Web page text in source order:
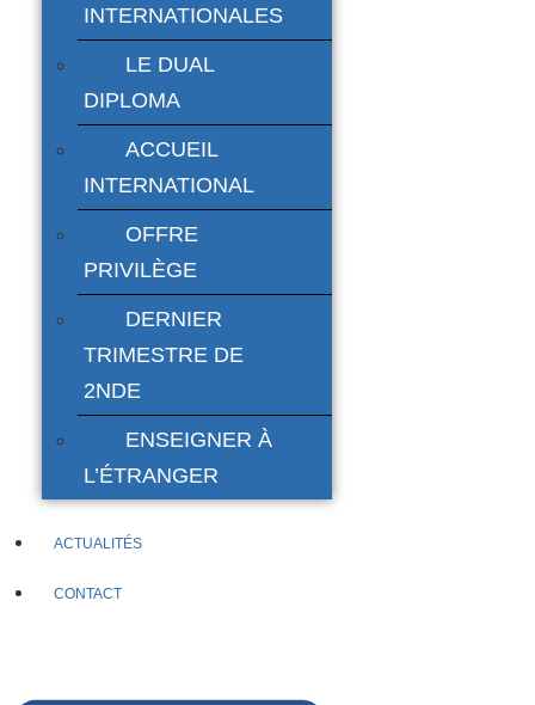
INTERNATIONALES
LE DUAL
DIPLOMA
ACCUEIL
INTERNATIONAL
OFFRE
PRIVILÈGE
DERNIER
TRIMESTRE DE
2NDE
ENSEIGNER À
L’ÉTRANGER
ACTUALITÉS
CONTACT